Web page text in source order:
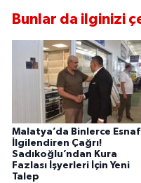
Bunlar da ilginizi
Malatya’da Binlerce
İlgilendiren Çağrı!
Sadıkoğlu’ndan Kura
Fazlası İşyerleri İçin Yeni
Talep